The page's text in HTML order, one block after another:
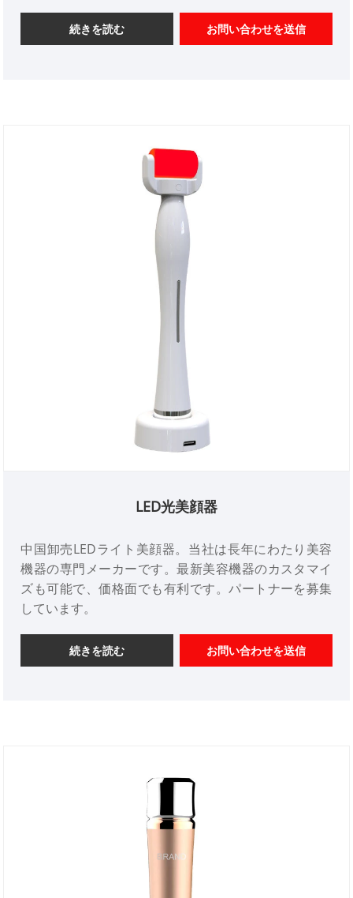
続きを読む お問い合わせを送信
LED光美顔器
中国卸売LEDライト美顔器。当社は長年にわたり美容
機器の専門メーカーです。最新美容機器のカスタマイ
ズも可能で、価格面でも有利です。パートナーを募集
しています。
続きを読む お問い合わせを送信